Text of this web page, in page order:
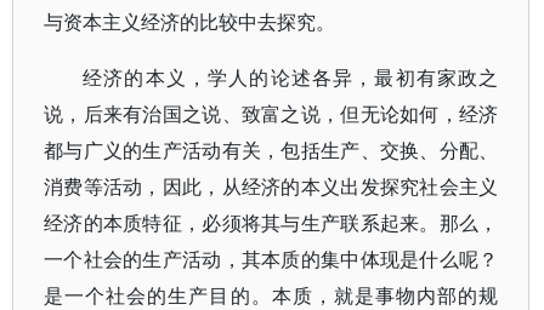
与资本主义经济的比较中去探究。
经济的本义，学人的论述各异，最初有家政之
说，后来有治国之说、致富之说，但无论如何，经济
都与广义的生产活动有关，包括生产、交换、分配、
消费等活动，因此，从经济的本义出发探究社会主义
经济的本质特征，必须将其与生产联系起来。那么，
一个社会的生产活动，其本质的集中体现是什么呢？
是一个社会的生产目的。本质，就是事物内部的规